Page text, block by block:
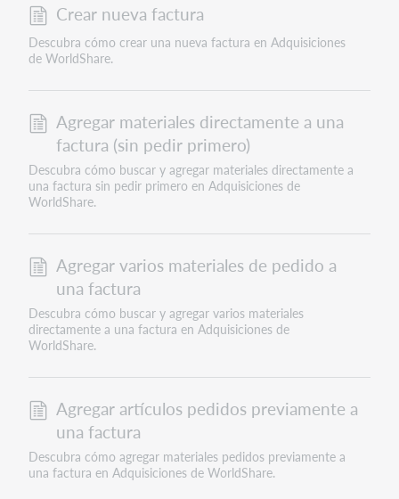
Crear nueva factura
Descubra cómo crear una nueva factura en Adquisiciones
de WorldShare.
Agregar materiales directamente a una
factura (sin pedir primero)
Descubra cómo buscar y agregar materiales directamente a
una factura sin pedir primero en Adquisiciones de
WorldShare.
Agregar varios materiales de pedido a
una factura
Descubra cómo buscar y agregar varios materiales
directamente a una factura en Adquisiciones de
WorldShare.
Agregar artículos pedidos previamente a
una factura
Descubra cómo agregar materiales pedidos previamente a
una factura en Adquisiciones de WorldShare.